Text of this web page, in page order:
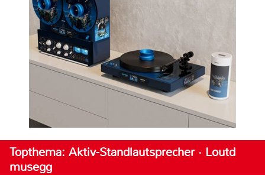
Topthema: Aktiv-Standlautsprecher · Loutd
musegg